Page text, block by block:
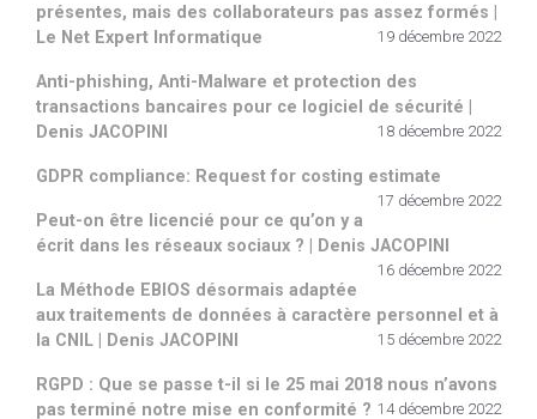
présentes, mais des collaborateurs pas assez formés |
Le Net Expert Informatique
19 décembre 2022
Anti-phishing, Anti-Malware et protection des
transactions bancaires pour ce logiciel de sécurité |
Denis JACOPINI
18 décembre 2022
GDPR compliance: Request for costing estimate
17 décembre 2022
Peut-on être licencié pour ce qu’on y a
écrit dans les réseaux sociaux ? | Denis JACOPINI
16 décembre 2022
La Méthode EBIOS désormais adaptée
aux traitements de données à caractère personnel et à
la CNIL | Denis JACOPINI
15 décembre 2022
RGPD : Que se passe t-il si le 25 mai 2018 nous n’avons
pas terminé notre mise en conformité ? 14 décembre 2022